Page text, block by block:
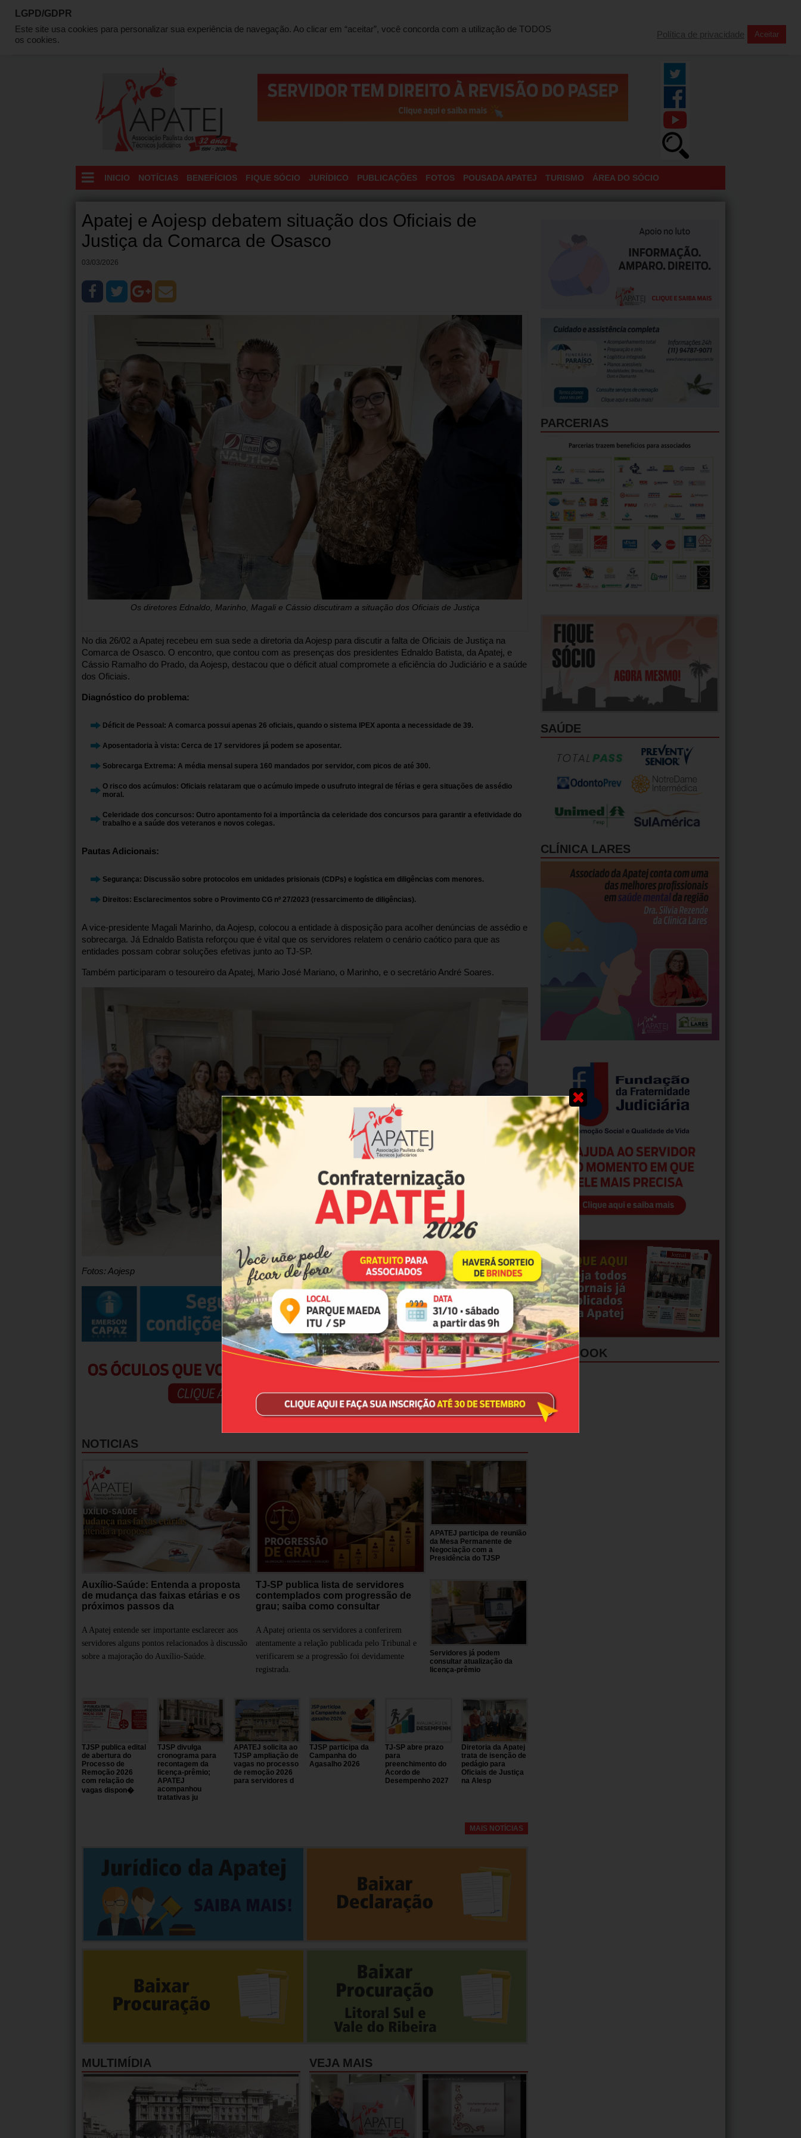
QUEM SOMOS DIRETORIA LOCALIZAÇÃO CONTATO
INICIO NOTÍCIAS BENEFÍCIOS FIQUE SÓCIO JURÍDICO PUBLICAÇÕES FOTOS POUSADA APATEJ TURISMO ÁREA DO SÓCIO
Apatej e Aojesp debatem situação dos Oficiais de
Justiça da Comarca de Osasco
03/03/2026
Os diretores Ednaldo, Marinho, Magali e Cássio discutiram a situação dos Oficiais de Justiça
No dia 26/02 a Apatej recebeu em sua sede a diretoria da Aojesp para discutir a falta de Oficiais de Justiça na
Comarca de Osasco. O encontro, que contou com as presenças dos presidentes Ednaldo Batista, da Apatej, e
Cássio Ramalho do Prado, da Aojesp, destacou que o déficit atual compromete a eficiência do Judiciário e a saúde
dos Oficiais.
Diagnóstico do problema:
Déficit de Pessoal: A comarca possui apenas 26 oficiais, quando o sistema IPEX aponta a necessidade de 39.
Aposentadoria à vista: Cerca de 17 servidores já podem se aposentar.
Sobrecarga Extrema: A média mensal supera 160 mandados por servidor, com picos de até 300.
O risco dos acúmulos: Oficiais relataram que o acúmulo impede o usufruto integral de férias e gera situações de assédio
moral.
Celeridade dos concursos: Outro apontamento foi a importância da celeridade dos concursos para garantir a efetividade do
trabalho e a saúde dos veteranos e novos colegas.
Pautas Adicionais:
Segurança: Discussão sobre protocolos em unidades prisionais (CDPs) e logística em diligências com menores.
Direitos: Esclarecimentos sobre o Provimento CG nº 27/2023 (ressarcimento de diligências).
A vice-presidente Magali Marinho, da Aojesp, colocou a entidade à disposição para acolher denúncias de assédio e
sobrecarga. Já Ednaldo Batista reforçou que é vital que os servidores relatem o cenário caótico para que as
entidades possam cobrar soluções efetivas junto ao TJ-SP.
Também participaram o tesoureiro da Apatej, Mario José Mariano, o Marinho, e o secretário André Soares.
Fotos: Aojesp
NOTICIAS
Auxílio-Saúde: Entenda a proposta
de mudança das faixas etárias e os
próximos passos da
A Apatej entende ser importante esclarecer aos
servidores alguns pontos relacionados à discussão
sobre a majoração do Auxílio-Saúde.
TJ-SP publica lista de servidores
contemplados com progressão de
grau; saiba como consultar
A Apatej orienta os servidores a conferirem
atentamente a relação publicada pelo Tribunal e
verificarem se a progressão foi devidamente
registrada.
APATEJ participa de reunião
da Mesa Permanente de
Negociação com a
Presidência do TJSP
Servidores já podem
consultar atualização da
licença-prêmio
TJSP publica edital
de abertura do
Processo de
Remoção 2026
com relação de
vagas dispon�
TJSP divulga
cronograma para
recontagem da
licença-prêmio;
APATEJ
acompanhou
tratativas ju
APATEJ solicita ao
TJSP ampliação de
vagas no processo
de remoção 2026
para servidores d
TJSP participa da
Campanha do
Agasalho 2026
TJ-SP abre prazo
para
preenchimento do
Acordo de
Desempenho 2027
Diretoria da Apatej
trata de isenção de
pedágio para
Oficiais de Justiça
na Alesp
MAIS NOTÍCIAS
MULTIMÍDIA VEJA MAIS
PARCERIAS
SAÚDE
CLÍNICA LARES
FACEBOOK
LGPD/GDPR
Este site usa cookies para personalizar sua experiência de navegação. Ao clicar em “aceitar”, você concorda com a utilização de TODOS
os cookies.
Política de privacidade Aceitar